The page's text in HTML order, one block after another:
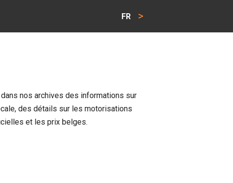
FR >
nos archives des informations sur
des détails sur les motorisations
et les prix belges.